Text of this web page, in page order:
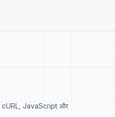
cURL, JavaScript और